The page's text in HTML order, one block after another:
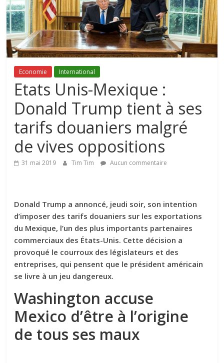
Economie International
Etats Unis-Mexique :
Donald Trump tient à ses
tarifs douaniers malgré
de vives oppositions
31 mai 2019 Tim Tim Aucun commentaire
Donald Trump a annoncé, jeudi soir, son intention
d’imposer des tarifs douaniers sur les exportations
du Mexique, l’un des plus importants partenaires
commerciaux des États-Unis. Cette décision a
provoqué le courroux des législateurs et des
entreprises, qui pensent que le président américain
se livre à un jeu dangereux.
Washington accuse
Mexico d’être à l’origine
de tous ses maux